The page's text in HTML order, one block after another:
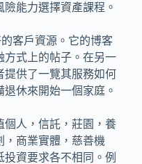
能力選擇資產課程。
的客戶資源。它的博客
方式上的帖子。在另一
提供了一覽其服務如何
休來開始一個家庭。
個人，信託，莊園，養
，商業實體，慈善機
資要求各不相同。例